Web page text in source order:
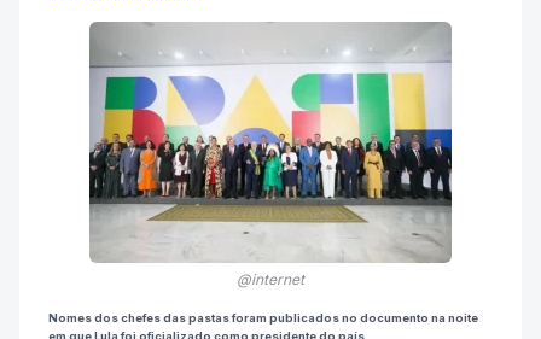
@internet
Nomes dos chefes das pastas foram publicados no documento na noite
em que Lula foi oficializado como presidente do país